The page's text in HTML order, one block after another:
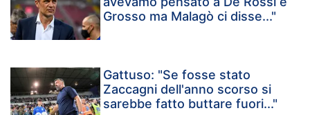
Grosso ma Malagò ci disse..."
Gattuso: "Se fosse stato
Zaccagni dell'anno scorso si
sarebbe fatto buttare fuori..."